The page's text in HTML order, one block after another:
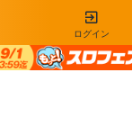
ログイン